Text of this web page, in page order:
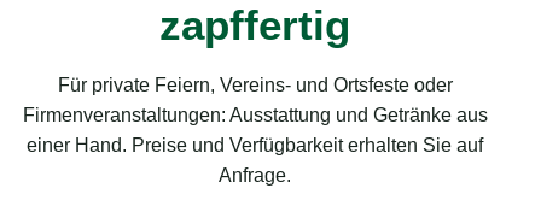
zapffertig
Für private Feiern, Vereins- und Ortsfeste oder
Firmenveranstaltungen: Ausstattung und Getränke aus
einer Hand. Preise und Verfügbarkeit erhalten Sie auf
Anfrage.